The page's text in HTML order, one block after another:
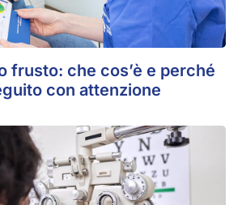
frusto: che cos’è e perché
con attenzione